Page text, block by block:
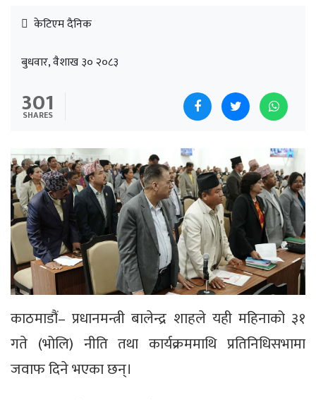
केटिएम दैनिक
बुधवार, वैशाख ३० २०८३
301
SHARES
काठमाडौं– प्रधानमन्त्री बालेन्द्र शाहले यही महिनाको ३१
गते (भोलि) नीति तथा कार्यक्रममाथि प्रतिनिधिसभामा
जवाफ दिने भएका छन्।